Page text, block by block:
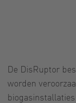
De DisRuptor
worden